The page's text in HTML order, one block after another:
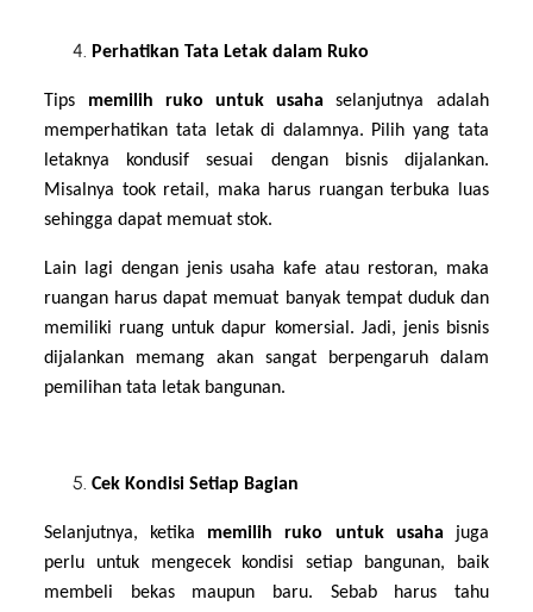
Perhatikan Tata Letak dalam Ruko
Tips memilih ruko untuk usahaselanjutnya adalah
memperhatikan tata letak di dalamnya. Pilih yang tata
letaknya kondusif sesuai dengan bisnis dijalankan.
Misalnya took retail, maka harus ruangan terbuka luas
sehingga dapat memuat stok.
Lain lagi dengan jenis usaha kafe atau restoran, maka
ruangan harus dapat memuat banyak tempat duduk dan
memiliki ruang untuk dapur komersial. Jadi, jenis bisnis
dijalankan memang akan sangat berpengaruh dalam
pemilihan tata letak bangunan.
Cek Kondisi Setiap Bagian
Selanjutnya, ketika memilih ruko untuk usaha juga
perlu untuk mengecek kondisi setiap bangunan, baik
membeli bekas maupun baru. Sebab harus tahu